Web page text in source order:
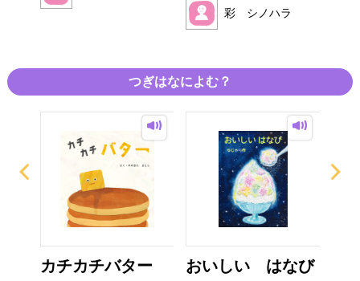
彩 シノハラ
つぎはなによむ？
カチカチバター おいしい はなび